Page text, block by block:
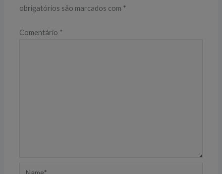
obrigatórios são marcados com *
Comentário *
Name*